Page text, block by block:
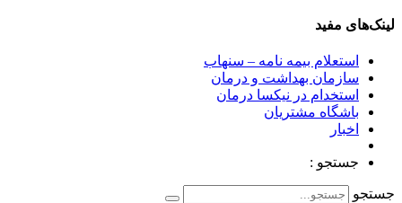
لینک‌های مفید
استعلام بیمه نامه – سنهاب
سازمان بهداشت و درمان
استخدام در نیکسا درمان
باشگاه مشتریان
اخبار
جستجو :
جستجو